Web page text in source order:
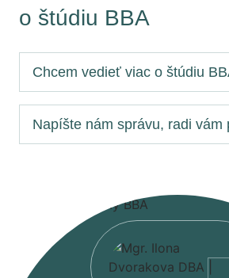
o štúdiu BBA
Chcem vedieť viac o štúdiu
Napíšte nám správu, radi vám